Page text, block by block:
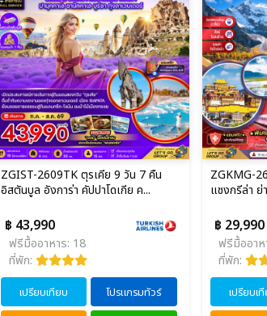
ZGIST-2609TK ตุรเคีย 9 วัน 7 คืน
อิสตันบูล อังการ่า คัปปาโดเกีย ค...
฿ 43,990
ฟรีมื้ออาหาร: 18
ที่พัก:
เปรียบเทียบ โปรแกรมทัวร์
ZGKMG-
แชงกรีล่า ย่
฿ 29,990
ฟรีมื้ออาห
ที่พัก:
เปรียบเ